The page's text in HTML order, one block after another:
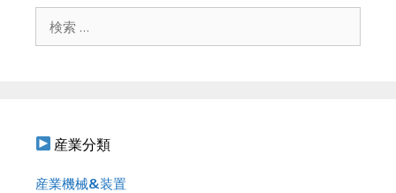
ン
産業分類
産業機械&装置